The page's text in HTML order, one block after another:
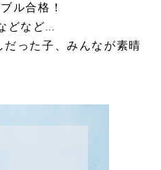
ル合格！
どなど...
った子、みんなが素晴